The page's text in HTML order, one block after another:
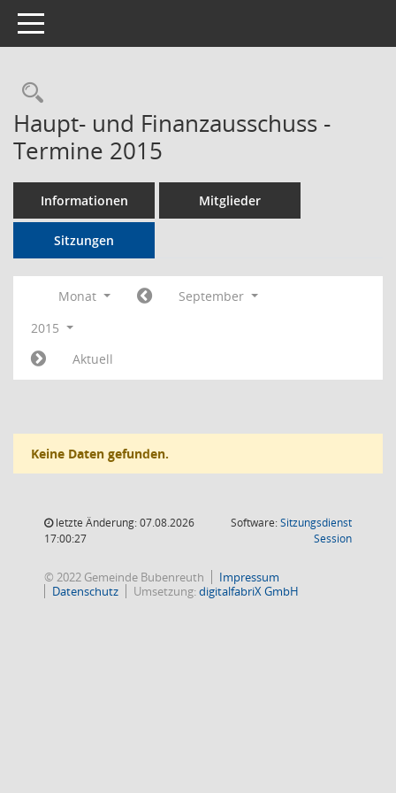
Toggle navigation
Rechercheauswahl
Haupt- und Finanzausschuss -
Termine 2015
Informationen Mitglieder
Sitzungen
Monat
September
2015
Aktuell
Keine Daten gefunden.
letzte Änderung: 07.08.2026
17:00:27
Software:Sitzungsdienst
Session(Wird in
© 2022 Gemeinde Bubenreuth
Impressum
Datenschutz
Umsetzung:digitalfabriX GmbH